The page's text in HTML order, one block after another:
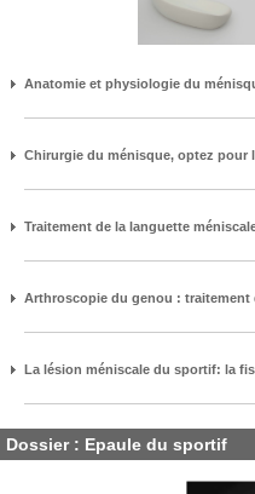
Anatomie et physiologie du
Chirurgie du ménisque, optez pour
Traitement de la languette
Arthroscopie du genou : traitement
La lésion méniscale du sportif: la
Dossier : Epaule du sportif